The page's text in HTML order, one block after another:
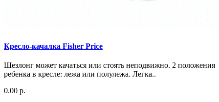
Кресло-качалка Fisher Price
Шезлонг может качаться или стоять неподвижно. 2 положения
ребенка в кресле: лежа или полулежа. Легка..
0.00 р.